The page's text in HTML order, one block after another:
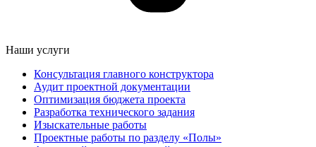
Наши услуги
Консультация главного конструктора
Аудит проектной документации
Оптимизация бюджета проекта
Разработка технического задания
Изыскательные работы
Проектные работы по разделу «Полы»